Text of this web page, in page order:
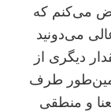
می‌کنم که
می‌دونید
دیگری از
طرف
و منطقی